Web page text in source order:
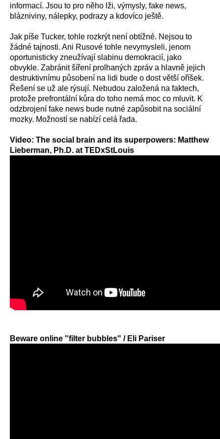
informací. Jsou to pro něho lži, výmysly, fake news,
blázniviny, nálepky, podrazy a kdovíco ještě.
Jak píše Tucker, tohle rozkrýt není obtížné. Nejsou to
žádné tajnosti. Ani Rusové tohle nevymysleli, jenom
oportunisticky zneužívají slabinu demokracií, jako
obvykle. Zabránit šíření prolhaných zpráv a hlavně jejich
destruktivnímu působení na lidi bude o dost větší oříšek.
Řešení se už ale rýsují. Nebudou založená na faktech,
protože prefrontální kůra do toho nemá moc co mluvit. K
odzbrojení fake news bude nutné zapůsobit na sociální
mozky. Možností se nabízí celá řada.
Video: The social brain and its superpowers: Matthew
Lieberman, Ph.D. at TEDxStLouis
Beware online "filter bubbles" / Eli Pariser